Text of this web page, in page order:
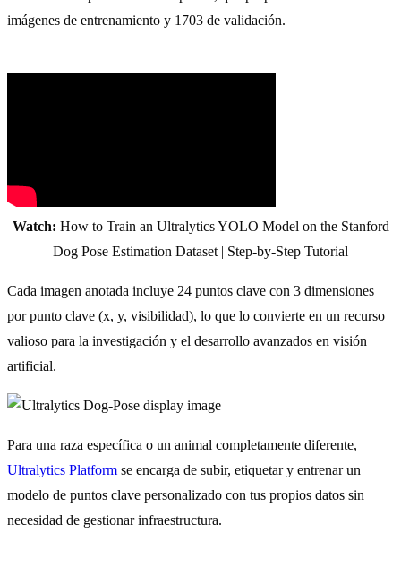
imágenes de entrenamiento y 1703 de validación.
Watch: How to Train an Ultralytics YOLO Model on the Stanford
Dog Pose Estimation Dataset | Step-by-Step Tutorial
Cada imagen anotada incluye 24 puntos clave con 3 dimensiones
por punto clave (x, y, visibilidad), lo que lo convierte en un recurso
valioso para la investigación y el desarrollo avanzados en visión
artificial.
Para una raza específica o un animal completamente diferente,
Ultralytics Platform se encarga de subir, etiquetar y entrenar un
modelo de puntos clave personalizado con tus propios datos sin
necesidad de gestionar infraestructura.